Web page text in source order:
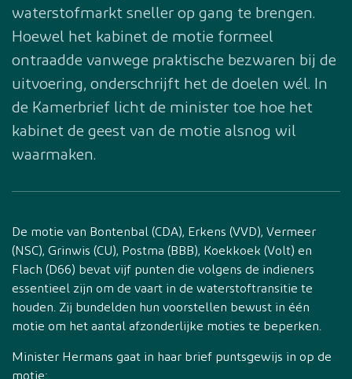
waterstofmarkt sneller op gang te brengen.
Hoewel het kabinet de motie formeel
ontraadde vanwege praktische bezwaren bij de
uitvoering, onderschrijft het de doelen wél. In
de Kamerbrief licht de minister toe hoe het
kabinet de geest van de motie alsnog wil
waarmaken.
De motie van Bontenbal (CDA), Erkens (VVD), Vermeer
(NSC), Grinwis (CU), Postma (BBB), Koekkoek (Volt) en
Flach (D66) bevat vijf punten die volgens de indieners
essentieel zijn om de vaart in de waterstoftransitie te
houden. Zij bundelden hun voorstellen bewust in één
motie om het aantal afzonderlijke moties te beperken.
Minister Hermans gaat in haar brief puntsgewijs in op de
motie: